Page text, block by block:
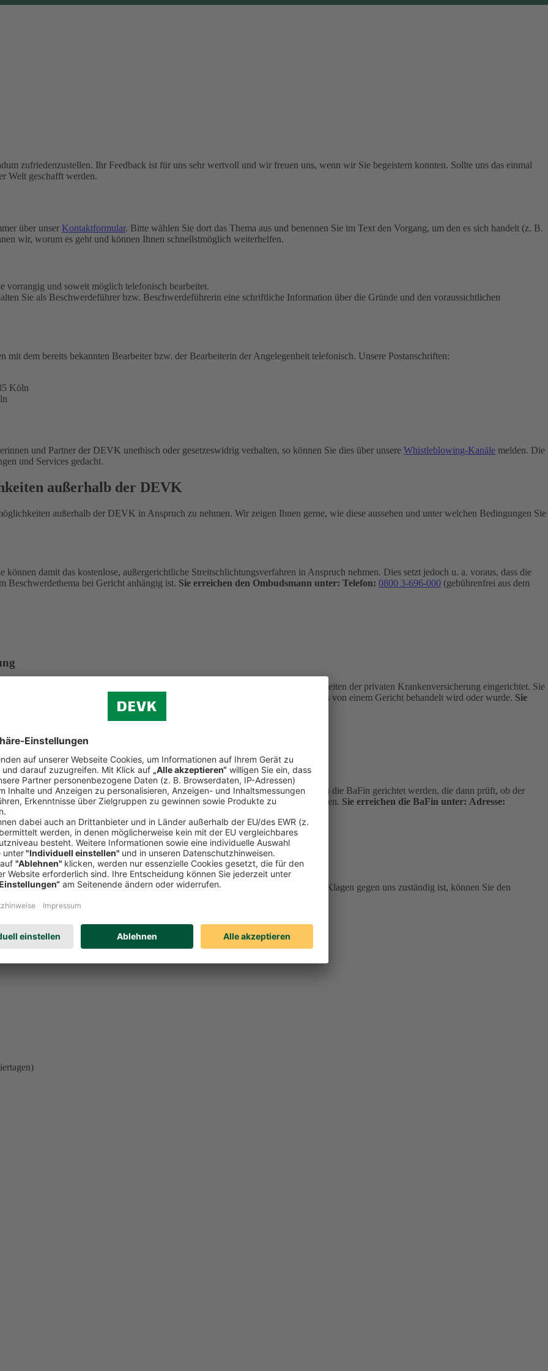
zufriedenzustellen. Ihr Feedback ist für uns sehr wertvoll und wir freuen uns, wenn wir Sie begeistern konnten. Sollte uns das einmal
Welt geschafft werden.
über unser Kontaktformular. Bitte wählen Sie dort das Thema aus und benennen Sie im Text den Vorgang, um den es sich handelt (z. B.
wir, worum es geht und können Ihnen schnellstmöglich weiterhelfen.
vorrangig und soweit möglich telefonisch bearbeitet.
Sie als Beschwerdeführer bzw. Beschwerdeführerin eine schriftliche Information über die Gründe und den voraussichtlichen
mit dem bereits bekannten Bearbeiter bzw. der Bearbeiterin der Angelegenheit telefonisch. Unsere Postanschriften:
Köln
und Partner der DEVK unethisch oder gesetzeswidrig verhalten, so können Sie dies über unsere Whistleblowing-Kanäle melden. Die
und Services gedacht.
außerhalb der DEVK
außerhalb der DEVK in Anspruch zu nehmen. Wir zeigen Ihnen gerne, wie diese aussehen und unter welchen Bedingungen Sie
damit das kostenlose, außergerichtliche Streitschlichtungsverfahren in Anspruch nehmen. Dies setzt jedoch u. a. voraus, dass die
Beschwerdethema bei Gericht anhängig ist. Sie erreichen den Ombudsmann unter: Telefon: 0800 3-696-000 (gebührenfrei aus dem
Krankenversicherung e. V. Dieser hat eine Ombudsmannstelle für Angelegenheiten der privaten Krankenversicherung eingerichtet. Sie
Anspruch nehmen. Dies setzt u. a. voraus, dass die gleiche Streitfrage nicht bereits von einem Gericht behandelt wird oder wurde. Sie
aus dem deutschen Telefonnetz)
für Finanzdienstleistungsaufsicht. Eine Beschwerde kann kostenfrei an die BaFin gerichtet werden, die dann prüft, ob der
eingehalten hat. Einzelne Streitfälle kann die Bafin nicht verbindlich entscheiden. Sie erreichen die BaFin unter: Adresse:
53117 Bonn
der oben genannten Beschwerdemöglichkeiten unberührt. Welches Gericht für Klagen gegen uns zuständig ist, können Sie den
Schicken Sie uns einfach eineE-Mail.